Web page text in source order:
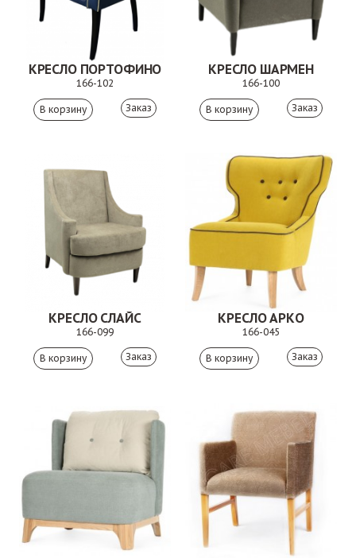
КРЕСЛО ПОРТОФИНО
166-102
Заказ
КРЕСЛО ШАРМЕН
166-100
Заказ
КРЕСЛО СЛАЙС
166-099
Заказ
КРЕСЛО АРКО
166-045
Заказ